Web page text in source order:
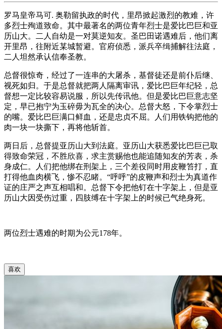
罗马皇帝马可. 奥勒留执政的时代，里昂掀起激烈的教难，许
多烈士殉道致命。其中最著名的两位青年烈士是爱比巴巨和亚
历山大。二人自幼是一对莫逆知友。圣巴田诺遇难后，他们离
开里昂，往附近某城暂避。官府侦悉，派兵卒缉捕解往法庭，
二人坦然承认信奉圣教。
总督很惊奇，经过了一连串的大屠杀，基督徒还是前仆后继、
视死如归。于是总督就把两人隔离审讯，爱比巴巨年纪轻，总
督想一定比较容易说服，所以先传讯他。但是爱比巴巨意志坚
定，早已抱宁为玉碎毋为瓦全的决心。总督大怒，下令掌烈士
的嘴。爱比巴巨满口鲜血，还是忠贞不屈。人们用铁钩把他的
肉一块一块撕下，再将他斩首。
两日后，总督提亚历山大到法庭。亚历山大获悉爱比巴巨已取
得致命荣冠，不胜欣喜，求主赏赐他也能追随知友的芳表，杀
身成仁。人们把他绑在刑架上，三个差役同时用皮鞭笞打，直
打得他血肉横飞，惨不忍睹。“呼呼”的皮鞭声和烈士为真道作
证的庄严之声互相唱和。总督下令把他钉在十字架上，但是亚
历山大因受伤过重，四肢缚在十字架上的时候已气绝身死。
两位烈士遇难的时期为公元178年。
喜欢